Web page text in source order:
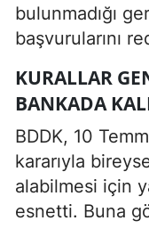
bulunmadığı
başvurularını
KURALLAR
BANKADA
BDDK, 10
kararıyla
alabilmesi için
esnetti. Buna